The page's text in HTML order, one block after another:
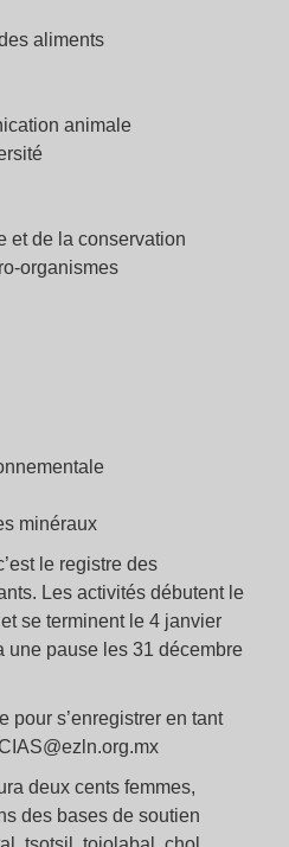
aliments
animale
et de la conservation
organismes
minéraux
le registre des
Les activités débutent le
se terminent le 4 janvier
une pause les 31 décembre
pour s’enregistrer en tant
deux cents femmes,
des bases de soutien